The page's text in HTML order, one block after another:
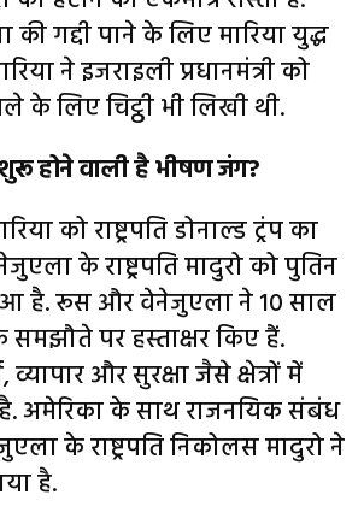
गद्दी पाने के लिए मारिया युद्ध
ने इजराइली प्रधानमंत्री को
के लिए चिट्ठी भी लिखी थी.
होने वाली है भीषण जंग?
को राष्ट्रपति डोनाल्ड ट्रंप का
के राष्ट्रपति मादुरो को पुतिन
है. रूस और वेनेजुएला ने 10 साल
पर हस्ताक्षर किए हैं.
व्यापार और सुरक्षा जैसे क्षेत्रों में
अमेरिका के साथ राजनयिक संबंध
के राष्ट्रपति निकोलस मादुरो ने
है.